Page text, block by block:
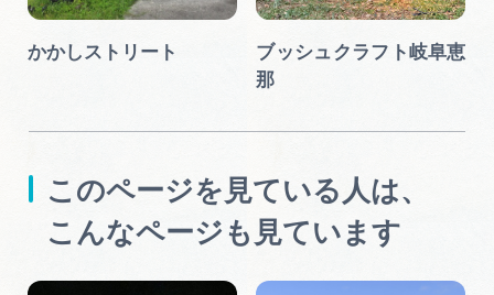
かかしストリート
ブッシュクラフト岐阜恵
那
このページを見ている人は、
こんなページも見ています